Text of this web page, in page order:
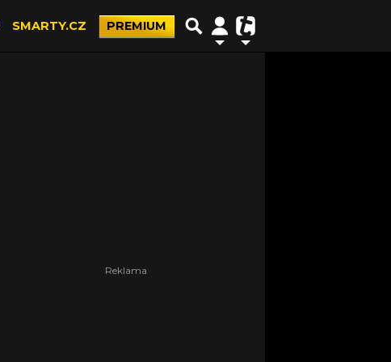
SMARTY.CZ PREMIUM